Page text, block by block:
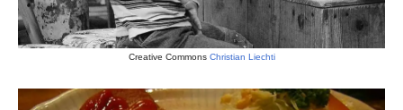
Creative Commons Christian Liechti